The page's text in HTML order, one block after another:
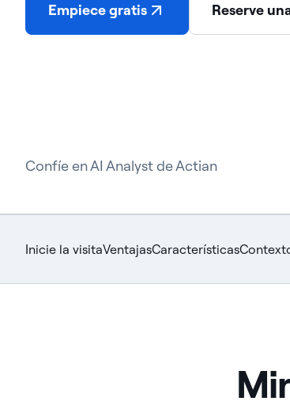
Empiece gratis Reserve
Confíe en AI Analyst de Actian
Inicie la visitaVentajasCaracterísticas